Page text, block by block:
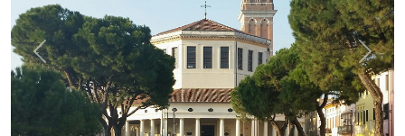
Previous Next